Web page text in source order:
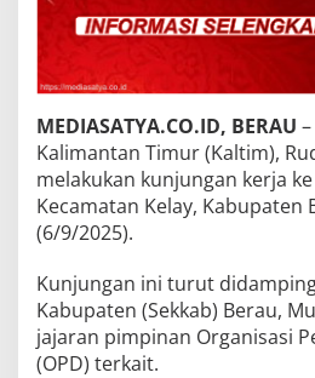
MEDIASATYA.CO.ID, BERAU
Kalimantan Timur (Kaltim),
melakukan kunjungan kerja
Kecamatan Kelay, Kabupaten
(6/9/2025).
Kunjungan ini turut
Kabupaten (Sekkab) Berau,
jajaran pimpinan Organisasi
(OPD) terkait.